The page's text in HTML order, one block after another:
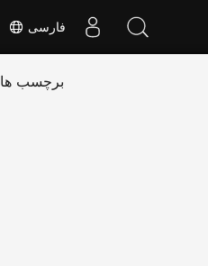
فارسی
برچسب ها